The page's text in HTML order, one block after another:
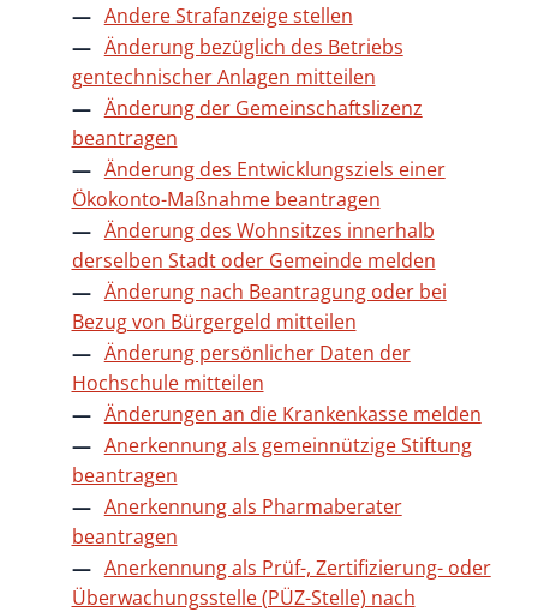
Andere Strafanzeige stellen
Änderung bezüglich des Betriebs
gentechnischer Anlagen mitteilen
Änderung der Gemeinschaftslizenz
beantragen
Änderung des Entwicklungsziels einer
Ökokonto-Maßnahme beantragen
Änderung des Wohnsitzes innerhalb
derselben Stadt oder Gemeinde melden
Änderung nach Beantragung oder bei
Bezug von Bürgergeld mitteilen
Änderung persönlicher Daten der
Hochschule mitteilen
Änderungen an die Krankenkasse melden
Anerkennung als gemeinnützige Stiftung
beantragen
Anerkennung als Pharmaberater
beantragen
Anerkennung als Prüf-, Zertifizierung- oder
Überwachungsstelle (PÜZ-Stelle) nach